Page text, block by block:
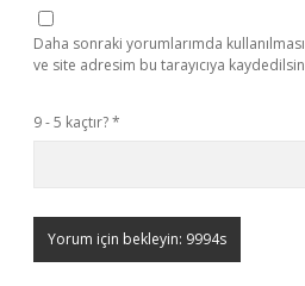
Daha sonraki yorumlarımda
ve site adresim bu tarayıcıya
9 - 5 kaçtır?*